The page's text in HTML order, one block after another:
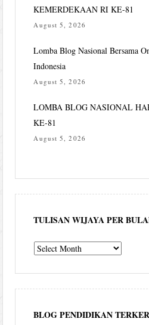
KEMERDEKAAN RI KE-81
August 5, 2026
Lomba Blog Nasional Bersama
Indonesia
August 5, 2026
LOMBA BLOG NASIONAL
KE-81
August 5, 2026
TULISAN WIJAYA PER
Tulisan
per
bulan
BLOG PENDIDIKAN